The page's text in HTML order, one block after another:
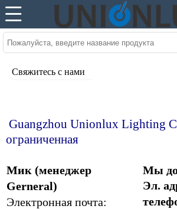
Свяжитесь с нами
Guangzhou Unionlux Lighting
ограниченная
Мик (менеджер
Gerneral)
Электронная почта:
Мы
Эл.